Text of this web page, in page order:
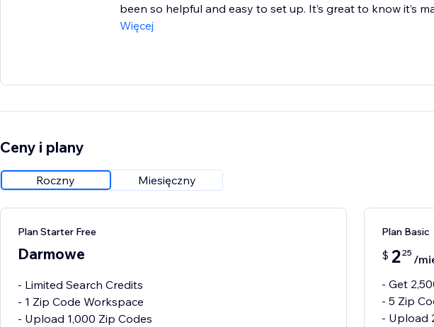
been so helpful and easy to set up. It’s great to know it’s
Więcej
Ceny i plany
Roczny Miesięczny
Plan Starter Free
Darmowe
- Limited Search Credits
- 1 Zip Code Workspace
- Upload 1,000 Zip Codes
Plan Basic
$ 225 /
- Get
- 5 Zip
- Upload